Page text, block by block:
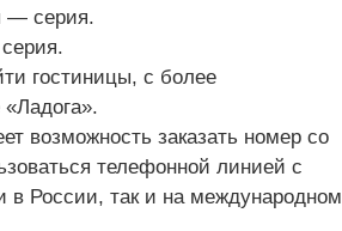
— серия.
гостиницы, с более
возможность заказать номер со
телефонной линией с
в России, так и на международном